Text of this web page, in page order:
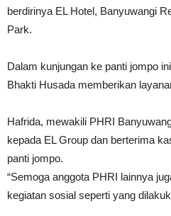
berdirinya EL Hotel, Banyuwangi
Park.
Dalam kunjungan ke panti jompo
Bhakti Husada memberikan
Hafrida, mewakili PHRI
kepada EL Group dan berterima
panti jompo.
“Semoga anggota PHRI lainnya
kegiatan sosial seperti yang